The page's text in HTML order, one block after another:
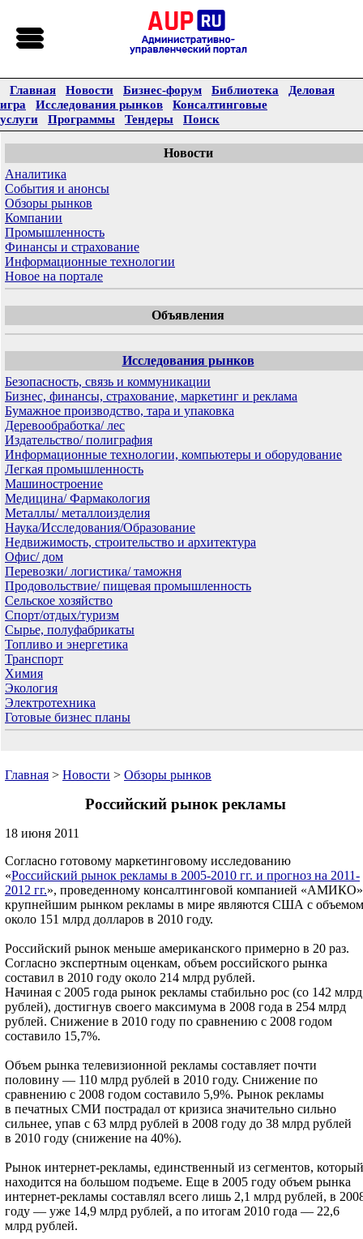
Главная Новости Бизнес-форум Библиотека
Деловая
игра
Исследования рынков
Консалтинговые
услуги
Программы Тендеры Поиск
Новости
Аналитика
События и анонсы
Обзоры рынков
Компании
Промышленность
Финансы и страхование
Информационные технологии
Новое на портале
Объявления
Исследования рынков
Безопасность, связь и коммуникации
Бизнес, финансы, страхование, маркетинг и реклама
Бумажное производство, тара и упаковка
Деревообработка/ лес
Издательство/ полиграфия
Информационные технологии, компьютеры и оборудование
Легкая промышленность
Машиностроение
Медицина/ Фармакология
Металлы/ металлоизделия
Наука/Исследования/Образование
Недвижимость, строительство и архитектура
Офис/ дом
Перевозки/ логистика/ таможня
Продовольствие/ пищевая промышленность
Сельское хозяйство
Спорт/отдых/туризм
Сырье, полуфабрикаты
Топливо и энергетика
Транспорт
Химия
Экология
Электротехника
Готовые бизнес планы
Главная > Новости > Обзоры рынков
Российский рынок рекламы
18 июня 2011
Согласно готовому маркетинговому исследованию
«Российский рынок рекламы в 2005-2010 гг. и прогноз на 2011-
2012 гг.», проведенному консалтинговой компанией
крупнейшим рынком рекламы в мире являются США с объемом
около 151 млрд долларов в 2010 году.
Российский рынок меньше американского примерно в 20 раз.
Согласно экспертным оценкам, объем российского рынка
составил в 2010 году около 214 млрд рублей.
Начиная с 2005 года рынок рекламы стабильно рос (со 142 млрд
рублей), достигнув своего максимума в 2008 года в 254 млрд
рублей. Снижение в 2010 году по сравнению с 2008 годом
составило 15,7%.
Объем рынка телевизионной рекламы составляет почти
половину — 110 млрд рублей в 2010 году. Снижение по
сравнению с 2008 годом составило 5,9%. Рынок рекламы
в печатных СМИ пострадал от кризиса значительно сильно
сильнее, упав с 63 млрд рублей в 2008 году до 38 млрд рублей
в 2010 году (снижение на 40%).
Рынок интернет-рекламы, единственный из сегментов, который
находится на большом подъеме. Еще в 2005 году объем рынка
интернет-рекламы составлял всего лишь 2,1 млрд рублей, в
году — уже 14,9 млрд рублей, а по итогам 2010 года — 22,6
млрд рублей.